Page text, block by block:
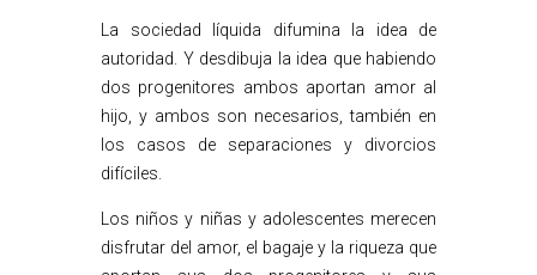
La sociedad líquida difumina la idea de
autoridad. Y desdibuja la idea que habiendo
dos progenitores ambos aportan amor al
hijo, y ambos son necesarios, también en
los casos de separaciones y divorcios
difíciles.
Los niños y niñas y adolescentes merecen
disfrutar del amor, el bagaje y la riqueza que